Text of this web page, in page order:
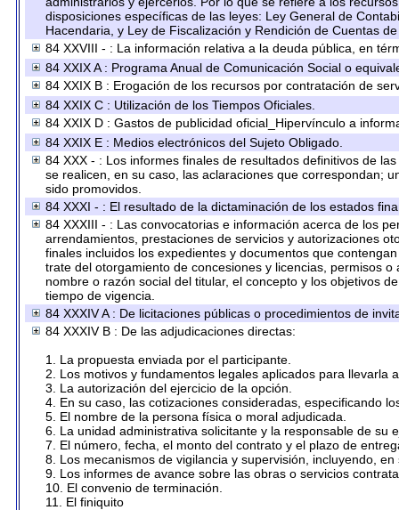
disposiciones específicas de las leyes: Ley General de
Hacendaria, y Ley de Fiscalización y Rendición de Cuentas
84 XXVIII - : La información relativa a la deuda pública, en
84 XXIX A : Programa Anual de Comunicación Social o
84 XXIX B : Erogación de los recursos por contratación de
84 XXIX C : Utilización de los Tiempos Oficiales.
84 XXIX D : Gastos de publicidad oficial_Hipervínculo a
84 XXIX E : Medios electrónicos del Sujeto Obligado.
84 XXX - : Los informes finales de resultados definitivos de
se realicen, en su caso, las aclaraciones que correspondan;
sido promovidos.
84 XXXI - : El resultado de la dictaminación de los estados
84 XXXIII - : Las convocatorias e información acerca de los
arrendamientos, prestaciones de servicios y autorizaciones
finales incluidos los expedientes y documentos que
trate del otorgamiento de concesiones y licencias, permisos
nombre o razón social del titular, el concepto y los objetivos
tiempo de vigencia.
84 XXXIV A : De licitaciones públicas o procedimientos de
84 XXXIV B : De las adjudicaciones directas:
1. La propuesta enviada por el participante.
2. Los motivos y fundamentos legales aplicados para llevarla
3. La autorización del ejercicio de la opción.
4. En su caso, las cotizaciones consideradas, especificando
5. El nombre de la persona física o moral adjudicada.
6. La unidad administrativa solicitante y la responsable de su
7. El número, fecha, el monto del contrato y el plazo de
8. Los mecanismos de vigilancia y supervisión, incluyendo,
9. Los informes de avance sobre las obras o servicios
10. El convenio de terminación.
11. El finiquito